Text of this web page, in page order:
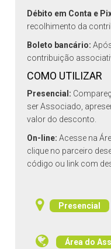
Débito em Conta e
recolhimento da
Boleto bancário:
contribuição
COMO UTILIZAR
Presencial:
ser Associado,
valor do desconto.
On-line: Acesse na
clique no parceiro
código ou link com
Presencial
Área do